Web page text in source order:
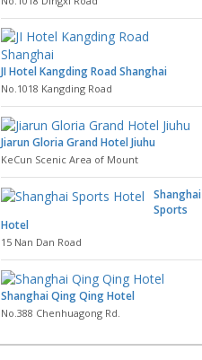
JI Hotel Kangding Road Shanghai
No.1018 Kangding Road
Jiarun Gloria Grand Hotel Jiuhu
KeCun Scenic Area of Mount
Shanghai
Sports
Hotel
15 Nan Dan Road
Shanghai Qing Qing Hotel
No.388 Chenhuagong Rd.